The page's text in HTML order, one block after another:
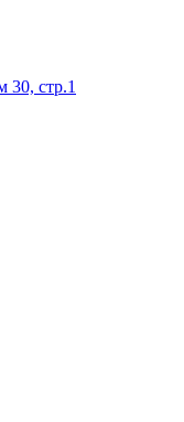
30, стр.1